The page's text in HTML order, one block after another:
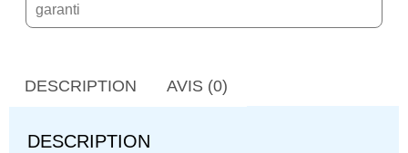
garanti
DESCRIPTION AVIS (0)
DESCRIPTION